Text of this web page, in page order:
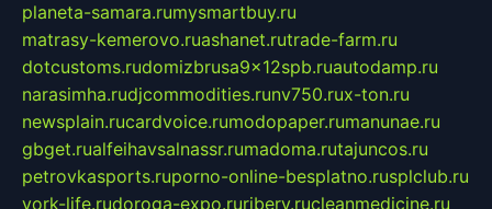
planeta-samara.rumysmartbuy.ru
matrasy-kemerovo.ruashanet.rutrade-farm.ru
dotcustoms.rudomizbrusa9x12spb.ruautodamp.ru
narasimha.rudjcommodities.runv750.rux-ton.ru
newsplain.rucardvoice.rumodopaper.rumanunae.ru
gbget.rualfeihavsalnassr.rumadoma.rutajuncos.ru
petrovkasports.ruporno-online-besplatno.rusplclub.ru
york-life.rudoroga-expo.ruribery.rucleanmedicine.ru